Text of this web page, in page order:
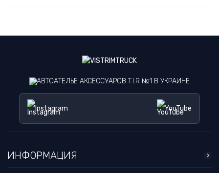
АВТОАТЕЛЬЕ АКСЕССУАРОВ T.I.R №1 В УКРАИНЕ
Instagram YouTube
ИНФОРМАЦИЯ